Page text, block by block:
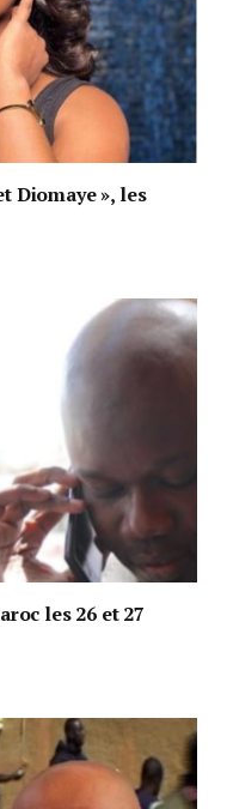
Diomaye », les
les 26 et 27